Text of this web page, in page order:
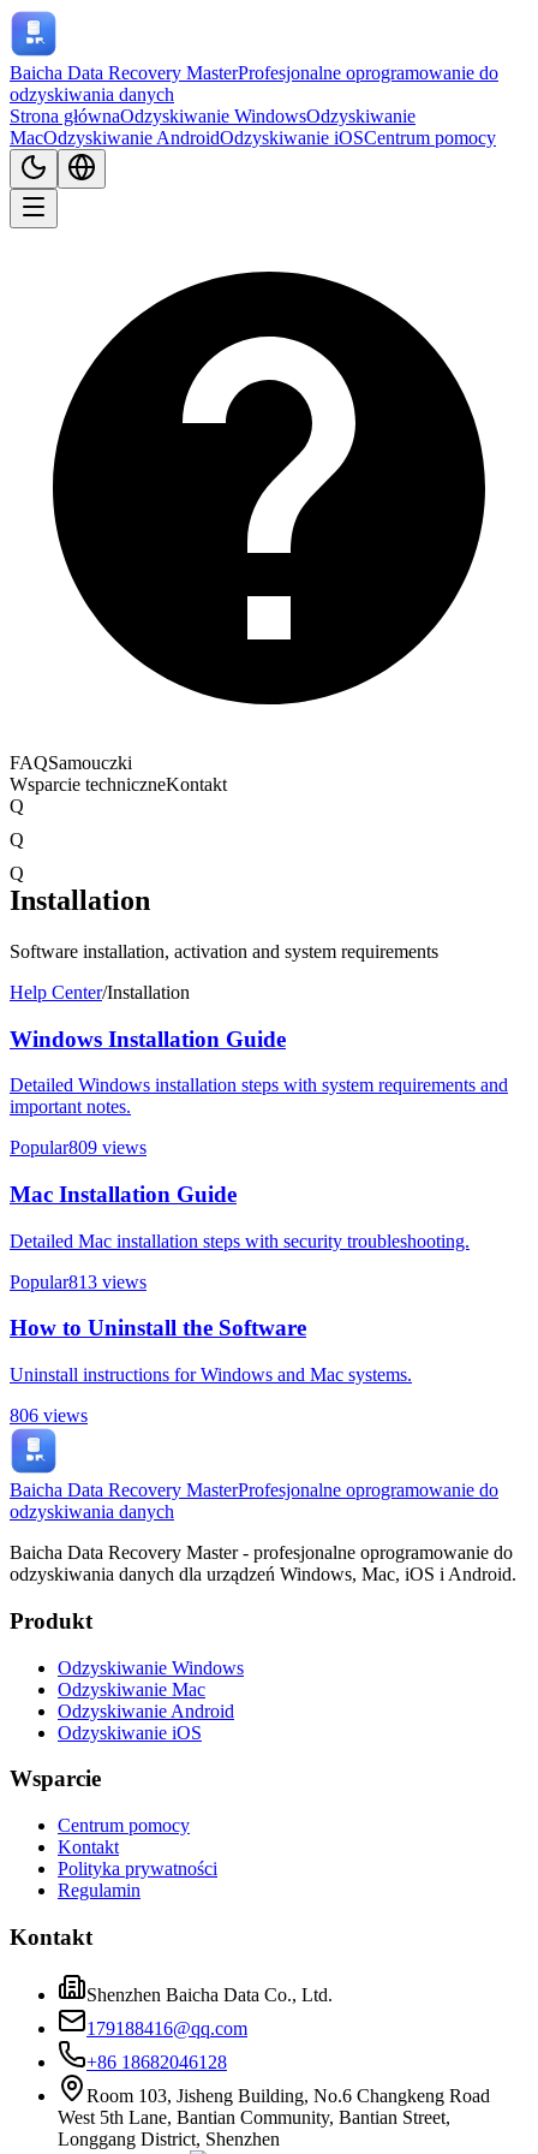
Baicha Data Recovery MasterProfesjonalne oprogramowanie do
odzyskiwania danych
Strona głównaOdzyskiwanie WindowsOdzyskiwanie
MacOdzyskiwanie AndroidOdzyskiwanie iOSCentrum pomocy
FAQSamouczki
Wsparcie techniczneKontakt
Q
Q
Q
Installation
Software installation, activation and system requirements
Help Center/Installation
Windows Installation Guide
Detailed Windows installation steps with system requirements and
important notes.
Popular809 views
Mac Installation Guide
Detailed Mac installation steps with security troubleshooting.
Popular813 views
How to Uninstall the Software
Uninstall instructions for Windows and Mac systems.
806 views
Baicha Data Recovery MasterProfesjonalne oprogramowanie do
odzyskiwania danych
Baicha Data Recovery Master - profesjonalne oprogramowanie do
odzyskiwania danych dla urządzeń Windows, Mac, iOS i Android.
Produkt
Odzyskiwanie Windows
Odzyskiwanie Mac
Odzyskiwanie Android
Odzyskiwanie iOS
Wsparcie
Centrum pomocy
Kontakt
Polityka prywatności
Regulamin
Kontakt
Shenzhen Baicha Data Co., Ltd.
179188416@qq.com
+86 18682046128
Room 103, Jisheng Building, No.6 Changkeng Road
West 5th Lane, Bantian Community, Bantian Street,
Longgang District, Shenzhen